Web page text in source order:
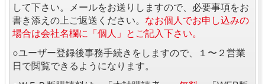
して下さい。メールをお送りしますので、必要事項をお
書き添えの上ご返送ください。 なお個人でお申し込みの
場合は会社名欄に「個人」とご記入下さい。
○ユーザー登録後事務手続きをしますので、１〜２営業
日で閲覧できるようになります。